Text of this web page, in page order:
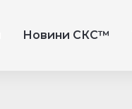
Новини СКС™